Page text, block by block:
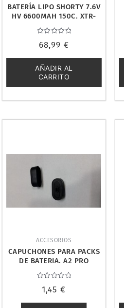
BATERÍA LIPO SHORTY 7.6V
HV 6600MAH 150C. XTR-
0304
con
de
5
68,99 €
AÑADIR AL
CARRITO
ACCESORIOS
CAPUCHONES PARA PACKS
DE BATERIA. A2 PRO
con
de
1,45€